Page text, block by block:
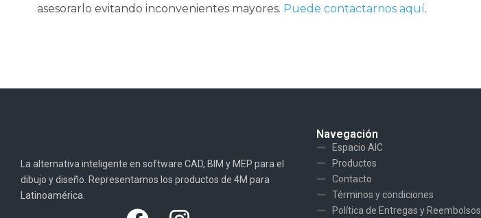
asesorarlo evitando inconvenientes mayores. Puede contactarnos aquí.
La alternativa inteligente en software CAD, BIM y MEP para el
dibujo y diseño. Representamos los productos de 4M para
Latinoamérica.
Navegación
Espacio AIC
Productos
Contacto
Términos y condiciones
Política de Entregas y Reembolsos